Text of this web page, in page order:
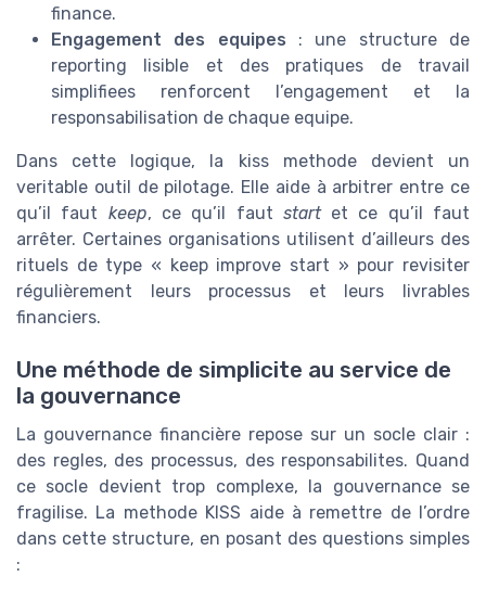
finance.
Engagement des equipes : une structure de
reporting lisible et des pratiques de travail
simplifiees renforcent l’engagement et la
responsabilisation de chaque equipe.
Dans cette logique, la kiss methode devient un
veritable outil de pilotage. Elle aide à arbitrer entre ce
qu’il faut keep, ce qu’il faut startet ce qu’il faut
arrêter. Certaines organisations utilisent d’ailleurs des
rituels de type « keep improve start » pour revisiter
régulièrement leurs processus et leurs livrables
financiers.
Une méthode de simplicite au service de
la gouvernance
La gouvernance financière repose sur un socle clair :
des regles, des processus, des responsabilites. Quand
ce socle devient trop complexe, la gouvernance se
fragilise. La methode KISS aide à remettre de l’ordre
dans cette structure, en posant des questions simples
: